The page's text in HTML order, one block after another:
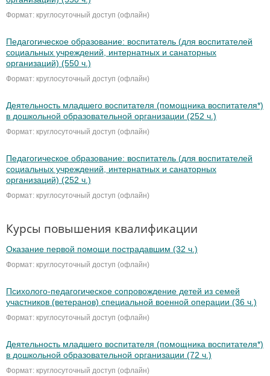
Формат: круглосуточный доступ (офлайн)
Педагогическое образование: воспитатель (для воспитателей
социальных учреждений, интернатных и санаторных
организаций) (550 ч.)
Формат: круглосуточный доступ (офлайн)
Деятельность младшего воспитателя (помощника воспитателя*)
в дошкольной образовательной организации (252 ч.)
Формат: круглосуточный доступ (офлайн)
Педагогическое образование: воспитатель (для воспитателей
социальных учреждений, интернатных и санаторных
организаций) (252 ч.)
Формат: круглосуточный доступ (офлайн)
Курсы повышения квалификации
Оказание первой помощи пострадавшим (32 ч.)
Формат: круглосуточный доступ (офлайн)
Психолого-педагогическое сопровождение детей из семей
участников (ветеранов) специальной военной операции (36 ч.)
Формат: круглосуточный доступ (офлайн)
Деятельность младшего воспитателя (помощника воспитателя*)
в дошкольной образовательной организации (72 ч.)
Формат: круглосуточный доступ (офлайн)